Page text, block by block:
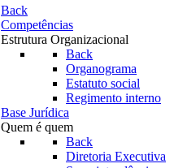
Back
Competências
Estrutura Organizacional
Back
Organograma
Estatuto social
Regimento interno
Base Jurídica
Quem é quem
Back
Diretoria Executiva